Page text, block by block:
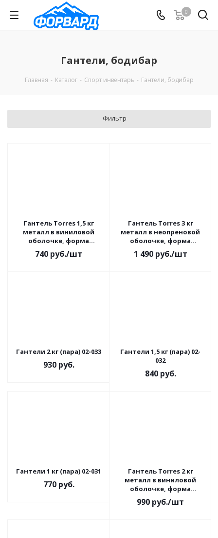
0
Гантели, бодибар
Главная - Каталог - Спорт инвентарь - Гантели, бодибар
Фильтр
Гантель Torres 1,5 кг
металл в виниловой
оболочке, форма
шестигранник
740 руб./шт
Гантель Torres 3 кг
металл в неопреновой
оболочке, форма
шестигранник
1 490руб./шт
Гантели 2 кг (пара) 02-033
930руб.
Гантели 1,5 кг (пара) 02-
032
840руб.
Гантели 1 кг (пара) 02-031
770руб.
Гантель Torres 2 кг
металл в виниловой
оболочке, форма
шестигранник
990 руб./шт